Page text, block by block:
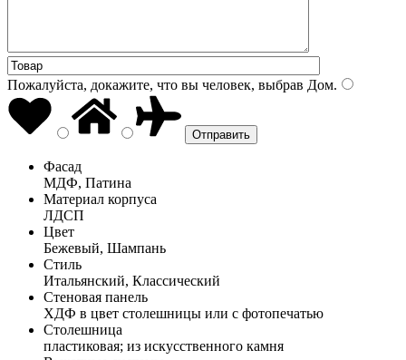
Пожалуйста, докажите, что вы человек, выбрав Дом.
Фасад
МДФ, Патина
Материал корпуса
ЛДСП
Цвет
Бежевый, Шампань
Стиль
Итальянский, Классический
Стеновая панель
ХДФ в цвет столешницы или с фотопечатью
Столешница
пластиковая; из искусственного камня